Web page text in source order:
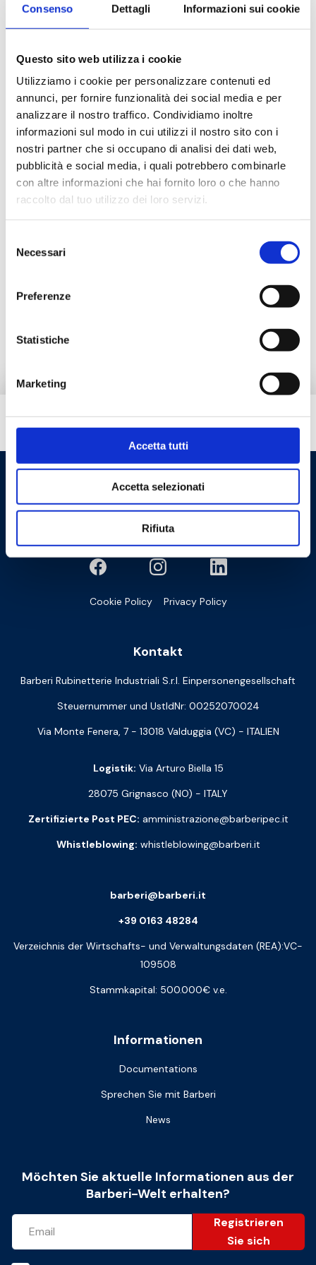
Consenso Dettagli Informazioni sui cookie
Questo sito web utilizza i cookie
Utilizziamo i cookie per personalizzare contenuti ed
annunci, per fornire funzionalità dei social media e per
analizzare il nostro traffico. Condividiamo inoltre
informazioni sul modo in cui utilizzi il nostro sito con i
nostri partner che si occupano di analisi dei dati web,
pubblicità e social media, i quali potrebbero combinarle
con altre informazioni che hai fornito loro o che hanno
raccolto dal tuo utilizzo dei loro servizi.
delNecessari
Preferenze
Statistiche
Marketing
Accetta tutti
Accetta selezionati
Rifiuta
B4KE15WBP 2 20 G 1/2 M
Beschreibung
Dokumentation
Cookie Policy Privacy Policy
Kontakt
Barberi Rubinetterie Industriali S.r.l. Einpersonengesellschaft
Steuernummer und UstIdNr: 00252070024
Via Monte Fenera, 7 - 13018 Valduggia (VC) - ITALIEN
Logistik: Via Arturo Biella 15
28075 Grignasco (NO) - ITALY
Zertifizierte Post PEC: amministrazione@barberipec.it
Whistleblowing: whistleblowing@barberi.it
Informationen
Documentations
Sprechen Sie mit Barberi
News
barberi@barberi.it
+39 0163 48284
Verzeichnis der Wirtschafts- und Verwaltungsdaten (REA):VC-
109508
Stammkapital: 500.000€ v.e.
Möchten Sie aktuelle Informationen aus der
Barberi-Welt erhalten?
Registrieren
Sie sich